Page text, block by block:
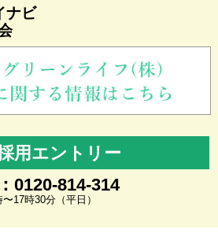
ナビ
用エントリー
0120-814-314
〜17時30分（平日）